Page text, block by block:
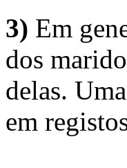
3) Em
dos
delas.
em